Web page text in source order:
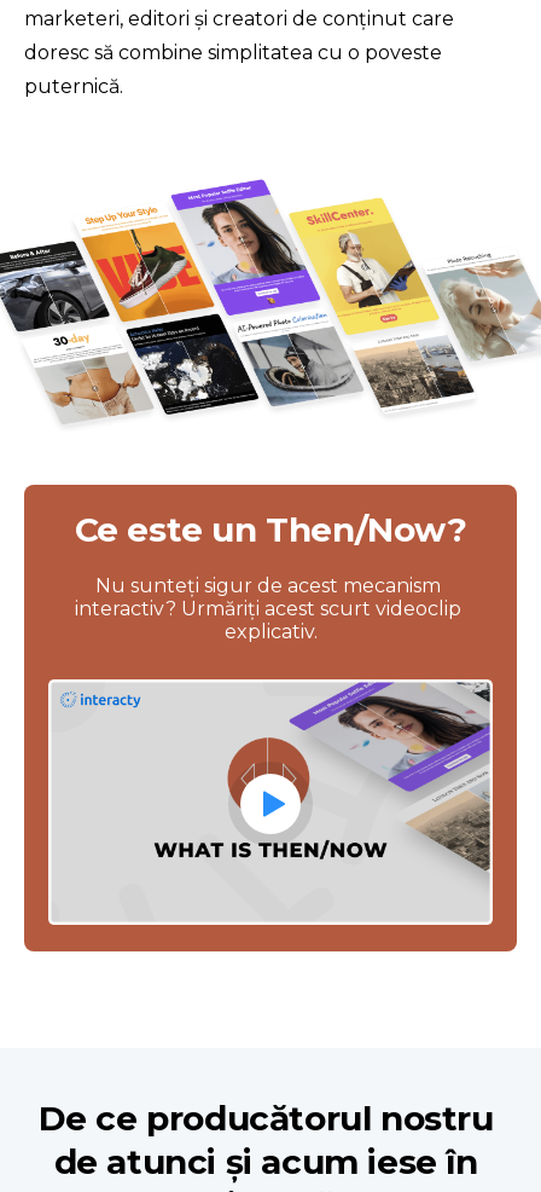
marketeri, editori și creatori de conținut care
doresc să combine simplitatea cu o poveste
puternică.
Ce este un Then/Now?
Nu sunteți sigur de acest mecanism
interactiv? Urmăriți acest scurt videoclip
explicativ.
De ce producătorul nostru
de atunci și acum iese în